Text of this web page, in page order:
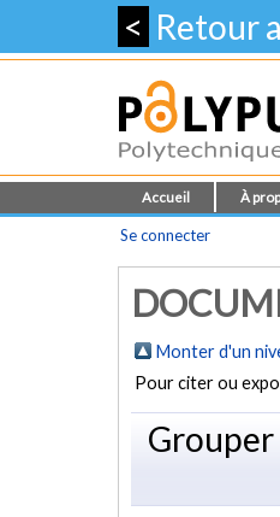
< Retour
Accueil À
Se connecter
Monter d'un
Pour citer ou
Grouper